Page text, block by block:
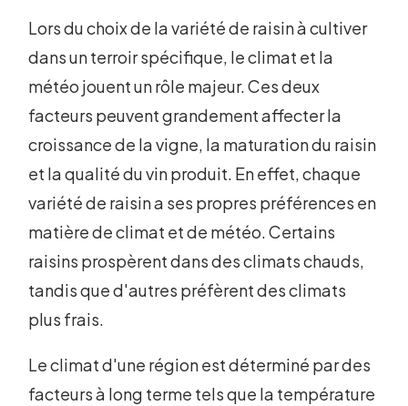
Lors du choix de la variété de raisin à cultiver
dans un terroir spécifique, le climat et la
météo jouent un rôle majeur. Ces deux
facteurs peuvent grandement affecter la
croissance de la vigne, la maturation du raisin
et la qualité du vin produit. En effet, chaque
variété de raisin a ses propres préférences en
matière de climat et de météo. Certains
raisins prospèrent dans des climats chauds,
tandis que d'autres préfèrent des climats
plus frais.
Le climat d'une région est déterminé par des
facteurs à long terme tels que la température